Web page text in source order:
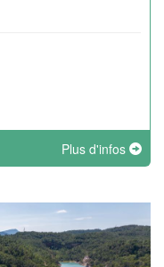
Plus d'infos